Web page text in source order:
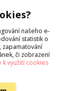
našeho e-
statistik o
zapamatování
či zobrazení
k využití cookies